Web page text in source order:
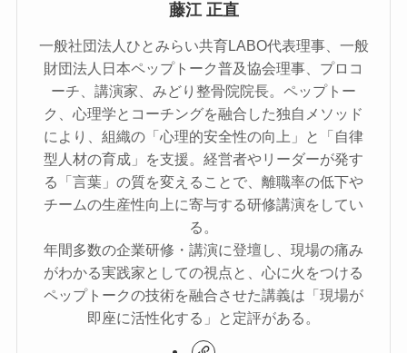
藤江 正直
一般社団法人ひとみらい共育LABO代表理事、一般
財団法人日本ペップトーク普及協会理事、プロコ
ーチ、講演家、みどり整骨院院長。ペップトー
ク、心理学とコーチングを融合した独自メソッド
により、組織の「心理的安全性の向上」と「自律
型人材の育成」を支援。経営者やリーダーが発す
る「言葉」の質を変えることで、離職率の低下や
チームの生産性向上に寄与する研修講演をしてい
る。
年間多数の企業研修・講演に登壇し、現場の痛み
がわかる実践家としての視点と、心に火をつける
ペップトークの技術を融合させた講義は「現場が
即座に活性化する」と定評がある。